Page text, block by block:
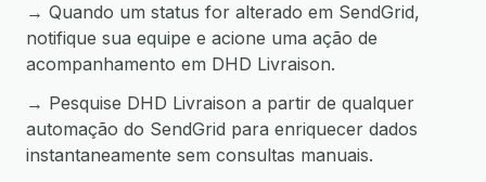
→ Quando um status for alterado em SendGrid,
notifique sua equipe e acione uma ação de
acompanhamento em DHD Livraison.
→ Pesquise DHD Livraison a partir de qualquer
automação do SendGrid para enriquecer dados
instantaneamente sem consultas manuais.